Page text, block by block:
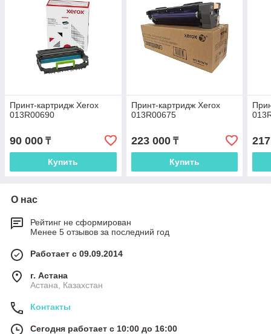
Принт-картридж Xerox
013R00690
90 000 ₸
Купить
Принт-картридж Xerox
013R00675
223 000₸
Купить
О нас
Рейтинг не сформирован
Менее 5 отзывов за последний год
Работает с 09.09.2014
г. Астана
Астана, Казахстан
Контакты
Сегодня работает с 10:00 до 16:00